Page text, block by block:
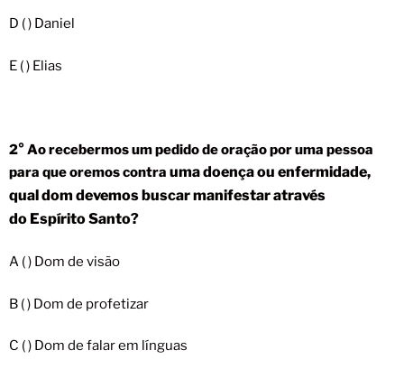
D ( ) Daniel
E ( ) Elias
2° Ao recebermos um pedido de oração por uma pessoa
para que oremos contra uma doença ou enfermidade,
qual dom devemos buscar manifestar através
do Espírito Santo?
A ( ) Dom de visão
B ( ) Dom de profetizar
C ( ) Dom de falar em línguas